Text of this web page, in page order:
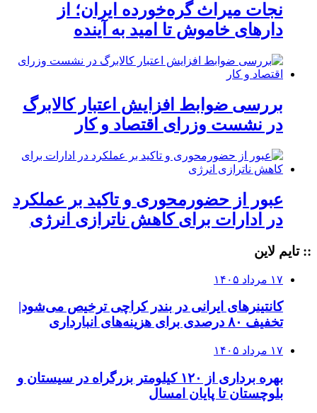
نجات میراث گره‌خورده ایران؛ از
دارهای خاموش تا امید به آینده
بررسی ضوابط افزایش اعتبار کالابرگ
در نشست وزرای اقتصاد و کار
عبور از حضورمحوری و تاکید بر عملکرد
در ادارات برای کاهش ناترازی انرژی
:: تایم لاین
۱۷ مرداد ۱۴۰۵
کانتینرهای ایرانی در بندر کراچی ترخیص می‌شود|
تخفیف ۸۰ درصدی برای هزینه‌های انبارداری
۱۷ مرداد ۱۴۰۵
بهره برداری از ۱۲۰ کیلومتر بزرگراه در سیستان و
بلوچستان تا پایان امسال